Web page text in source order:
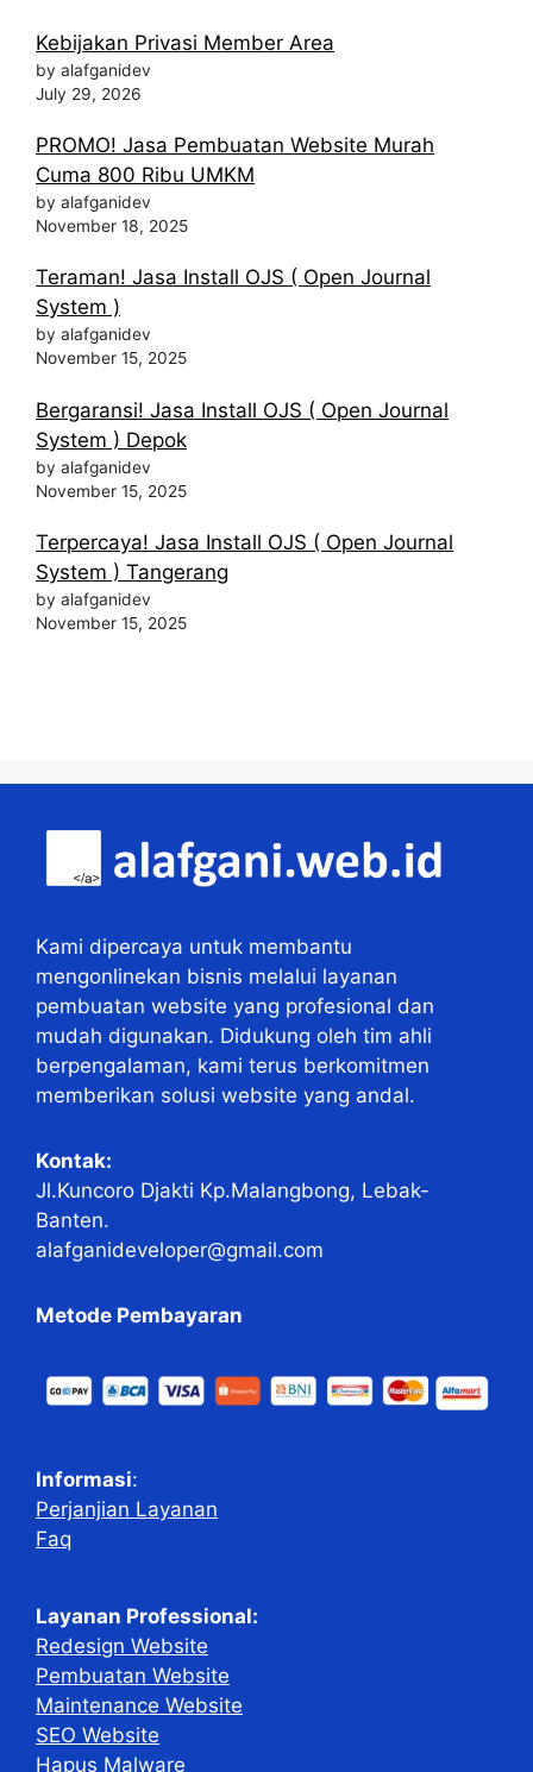
Kebijakan Privasi Member Area
by alafganidev
July 29, 2026
PROMO! Jasa Pembuatan Website Murah
Cuma 800 Ribu UMKM
by alafganidev
November 18, 2025
Teraman! Jasa Install OJS ( Open Journal
System )
by alafganidev
November 15, 2025
Bergaransi! Jasa Install OJS ( Open Journal
System ) Depok
by alafganidev
November 15, 2025
Terpercaya! Jasa Install OJS ( Open Journal
System ) Tangerang
by alafganidev
November 15, 2025
Kami dipercaya untuk membantu
mengonlinekan bisnis melalui layanan
pembuatan website yang profesional dan
mudah digunakan. Didukung oleh tim ahli
berpengalaman, kami terus berkomitmen
memberikan solusi website yang andal.
Kontak:
Jl.Kuncoro Djakti Kp.Malangbong, Lebak-
Banten.
alafganideveloper@gmail.com
Metode Pembayaran
Informasi:
Perjanjian Layanan
Faq
Layanan Professional:
Redesign Website
Pembuatan Website
Maintenance Website
SEO Website
Hapus Malware